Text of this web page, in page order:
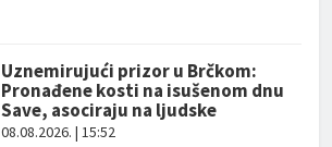
Uznemirujući prizor u Brčkom:
Pronađene kosti na isušenom dnu
Save, asociraju na ljudske
08.08.2026. | 15:52